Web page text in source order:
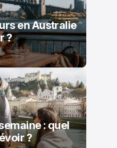
en Australie
?
: quel
?